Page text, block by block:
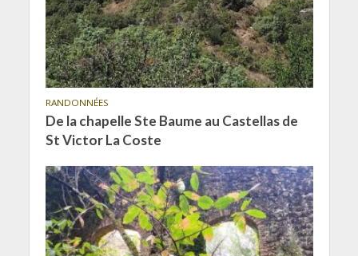
RANDONNÉES
De la chapelle Ste Baume au Castellas de
St Victor La Coste